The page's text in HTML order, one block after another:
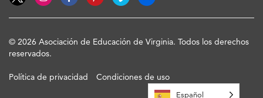
© 2026 Asociación de Educación de Virginia. Todos los derechos
reservados.
Política de privacidad Condiciones de uso
Español